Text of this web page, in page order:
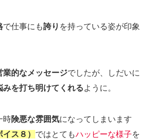
で仕事にも誇り を持っている姿が印象
業的なメッセージでしたが、しだいに
みを打ち明けてくれるように。
時険悪な雰囲気になってしまいます
ス８） ではとてもハッピーな様子を